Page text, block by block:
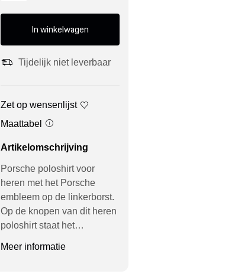
In winkelwagen
Tijdelijk niet leverbaar
Zet op wensenlijst
Maattabel
Artikelomschrijving
Porsche poloshirt voor
heren met het Porsche
embleem op de linkerborst.
Op de knopen van dit heren
poloshirt staat het…
Meer informatie